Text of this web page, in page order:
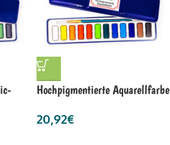
Hochpigmentierte Aquarellfarbe
20,92€